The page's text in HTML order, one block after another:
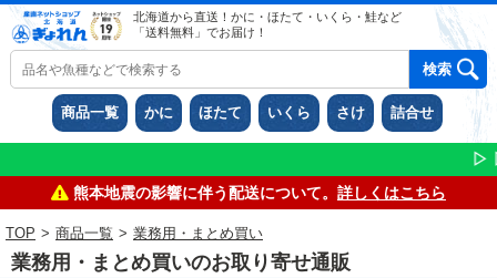
北海道から直送！かに・ほたて・いくら・鮭など
「送料無料」でお届け！
商品一覧 かに ほたて いくら さけ 詰合せ
▷ ▷ ▷ LINEお友だち
熊本地震の影響に伴う配送について。 詳しくはこちら
TOP > 商品一覧 > 業務用・まとめ買い
業務用・まとめ買いのお取り寄せ通販